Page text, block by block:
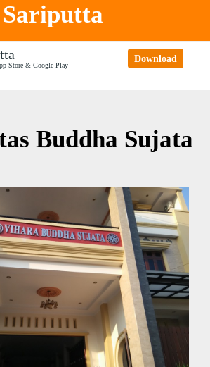
Sariputta
Store & Google Play
Download
Buddha Sujata